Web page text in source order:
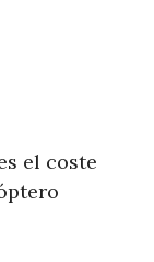
el coste